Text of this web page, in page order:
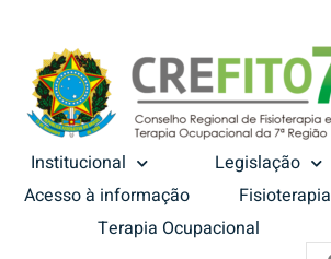
Institucional
Legislação
Acesso à informação
Fisioterapia
Terapia Ocupacional